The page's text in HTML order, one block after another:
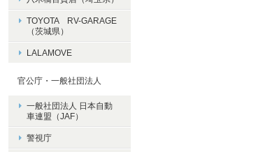
TOYOTA RV-GARAGE
（茨城県）
LALAMOVE
官公庁・一般社団法人
一般社団法人 日本自動
車連盟（JAF）
警視庁